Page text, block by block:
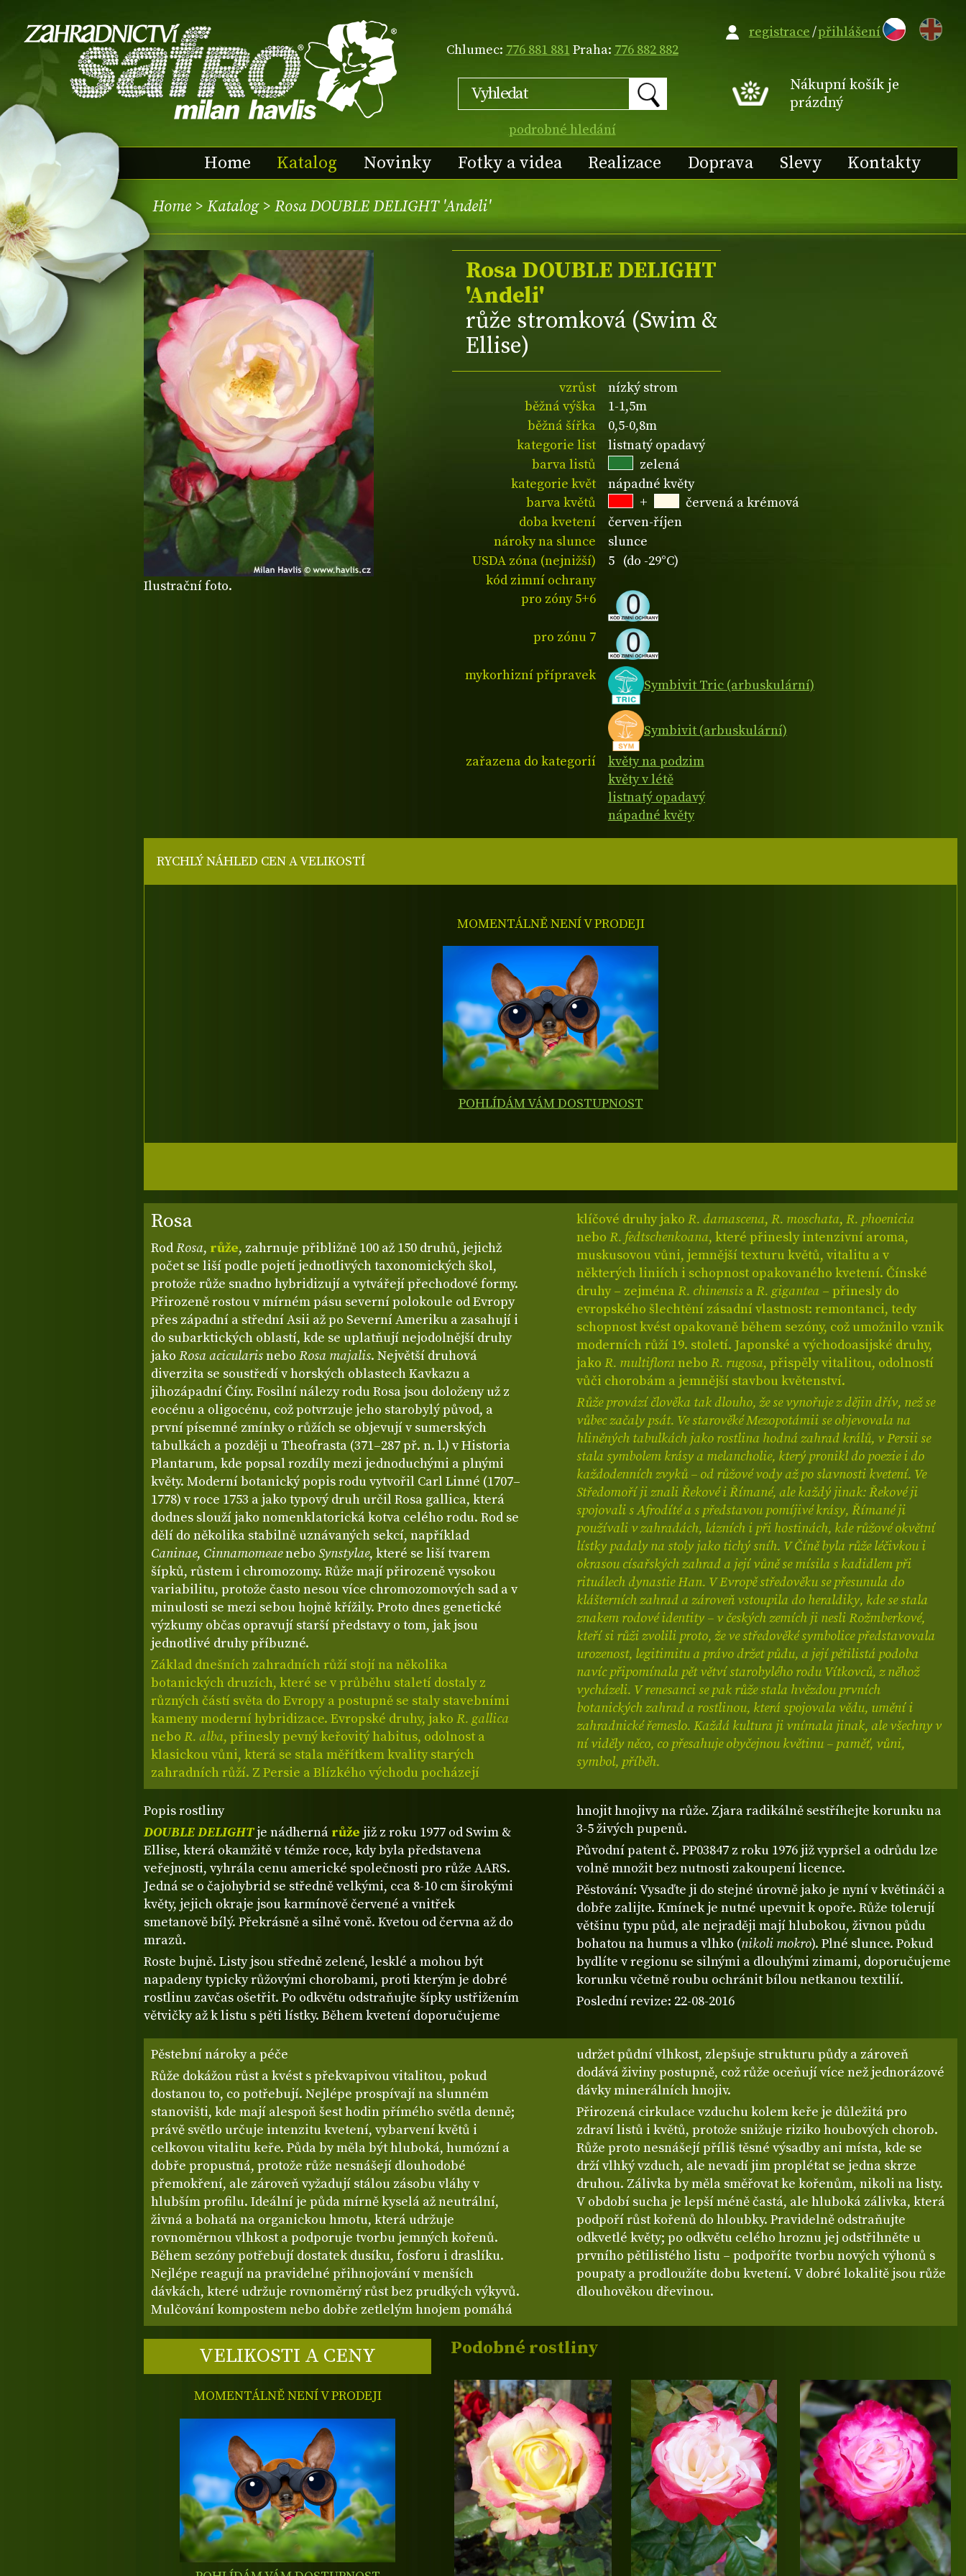
Chlumec: 776 881 881Praha: 776 882 882
podrobné hledání
EN
Nákupní košík je
prázdný
Home Katalog Novinky Fotky a videa Realizace Doprava Slevy Kontakty
registrace/přihlášení
Home > Katalog> Rosa DOUBLE DELIGHT 'Andeli'
Ilustrační foto.
Rosa DOUBLE DELIGHT
'Andeli'
růže stromková (Swim &
Ellise)
vzrůst
nízký strom
běžná výška
1-1,5m
běžná šířka
0,5-0,8m
kategorie list
listnatý opadavý
barva listů
zelená
kategorie květ
nápadné květy
barva květů
+
červená a krémová
doba kvetení
červen-říjen
nároky na slunce
slunce
USDA zóna (nejnižší)
5 (do -29°C)
kód zimní ochrany
pro zóny 5+6
pro zónu 7
mykorhizní přípravek
Symbivit Tric (arbuskulární)
Symbivit (arbuskulární)
zařazena do kategorií
květy na podzim
květy v létě
listnatý opadavý
nápadné květy
Rosa
RodRosa, růže, zahrnuje přibližně 100 až 150 druhů, jejichž
počet se liší podle pojetí jednotlivých taxonomických škol,
protože růže snadno hybridizují a vytvářejí přechodové formy.
Přirozeně rostou v mírném pásu severní polokoule od Evropy
přes západní a střední Asii až po Severní Ameriku a zasahují i
do subarktických oblastí, kde se uplatňují nejodolnější druhy
jako Rosa acicularisnebo Rosa majalis. Největší druhová
diverzita se soustředí v horských oblastech Kavkazu a
jihozápadní Číny. Fosilní nálezy rodu Rosa jsou doloženy už z
eocénu a oligocénu, což potvrzuje jeho starobylý původ, a
první písemné zmínky o růžích se objevují v sumerských
tabulkách a později u Theofrasta (371–287 př. n. l.) v Historia
Plantarum, kde popsal rozdíly mezi jednoduchými a plnými
květy. Moderní botanický popis rodu vytvořil Carl Linné (1707–
1778) v roce 1753 a jako typový druh určil Rosa gallica, která
dodnes slouží jako nomenklatorická kotva celého rodu. Rod se
dělí do několika stabilně uznávaných sekcí, například
Caninae, Cinnamomeaenebo Synstylae, které se liší tvarem
šípků, růstem i chromozomy. Růže mají přirozeně vysokou
variabilitu, protože často nesou více chromozomových sad a v
minulosti se mezi sebou hojně křížily. Proto dnes genetické
výzkumy občas opravují starší představy o tom, jak jsou
jednotlivé druhy příbuzné.
Základ dnešních zahradních růží stojí na několika
botanických druzích, které se v průběhu staletí dostaly z
různých částí světa do Evropy a postupně se staly stavebními
kameny moderní hybridizace. Evropské druhy, jako R. gallica
nebo R. alba, přinesly pevný keřovitý habitus, odolnost a
klasickou vůni, která se stala měřítkem kvality starých
zahradních růží. Z Persie a Blízkého východu pocházejí
klíčové druhy jakoR. damascena,R. moschata,R. phoenicia
neboR. fedtschenkoana, které přinesly intenzivní aroma,
muskusovou vůni, jemnější texturu květů, vitalitu a v
některých liniích i schopnost opakovaného kvetení. Čínské
druhy – zejménaR. chinensis aR. gigantea – přinesly do
evropského šlechtění zásadní vlastnost: remontanci, tedy
schopnost kvést opakovaně během sezóny, což umožnilo vznik
moderních růží 19. století. Japonské a východoasijské druhy,
jakoR. multifloraneboR. rugosa, přispěly vitalitou, odolností
vůči chorobám a jemnější stavbou květenství.
Růže provází člověka tak dlouho, že se vynořuje z dějin dřív, než se
vůbec začaly psát. Ve starověké Mezopotámii se objevovala na
hliněných tabulkách jako rostlina hodná zahrad králů, v Persii se
stala symbolem krásy a melancholie, který pronikl do poezie i do
každodenních zvyků – od růžové vody až po slavnosti kvetení. Ve
Středomoří ji znali Řekové i Římané, ale každý jinak: Řekové ji
spojovali s Afrodíté a s představou pomíjivé krásy, Římané ji
používali v zahradách, lázních i při hostinách, kde růžové okvětní
lístky padaly na stoly jako tichý sníh. V Číně byla růže léčivkou i
okrasou císařských zahrad a její vůně se mísila s kadidlem při
rituálech dynastie Han. V Evropě středověku se přesunula do
klášterních zahrad a zároveň vstoupila do heraldiky, kde se stala
znakem rodové identity – v českých zemích ji nesli Rožmberkové,
kteří si růži zvolili proto, že ve středověké symbolice představovala
urozenost, legitimitu a právo držet půdu, a její pětilistá podoba
navíc připomínala pět větví starobylého rodu Vítkovců, z něhož
vycházeli. V renesanci se pak růže stala hvězdou prvních
botanických zahrad a rostlinou, která spojovala vědu, umění i
zahradnické řemeslo. Každá kultura ji vnímala jinak, ale všechny v
ní viděly něco, co přesahuje obyčejnou květinu – paměť, vůni,
symbol, příběh.
Popis rostliny
DOUBLE DELIGHTje nádherná růže již z roku 1977 od Swim &
Ellise, která okamžitě v témže roce, kdy byla představena
veřejnosti, vyhrála cenu americké společnosti pro růže AARS.
Jedná se o čajohybrid se středně velkými, cca 8-10 cm širokými
květy, jejich okraje jsou karmínově červené a vnitřek
smetanově bílý. Překrásně a silně voně. Kvetou od června až do
mrazů.
Roste bujně. Listy jsou středně zelené, lesklé a mohou být
napadeny typicky růžovými chorobami, proti kterým je dobré
rostlinu zavčas ošetřit. Po odkvětu odstraňujte šípky ustřižením
větvičky až k listu s pěti lístky. Během kvetení doporučujeme
hnojit hnojivy na růže. Zjara radikálně sestříhejte korunku na
3-5 živých pupenů.
Původní patent č. PP03847 z roku 1976 již vypršel a odrůdu lze
volně množit bez nutnosti zakoupení licence.
Pěstování: Vysaďte ji do stejné úrovně jako je nyní v květináči a
dobře zalijte. Kmínek je nutné upevnit k opoře. Růže tolerují
většinu typu půd, ale nejraději mají hlubokou, živnou půdu
bohatou na humus a vlhko (nikoli mokro). Plné slunce. Pokud
bydlíte v regionu se silnými a dlouhými zimami, doporučujeme
korunku včetně roubu ochránit bílou netkanou textilií.
Poslední revize: 22-08-2016
Pěstební nároky a péče
Růže dokážou růst a kvést s překvapivou vitalitou, pokud
dostanou to, co potřebují. Nejlépe prospívají na slunném
stanovišti, kde mají alespoň šest hodin přímého světla denně;
právě světlo určuje intenzitu kvetení, vybarvení květů i
celkovou vitalitu keře. Půda by měla být hluboká, humózní a
dobře propustná, protože růže nesnášejí dlouhodobé
přemokření, ale zároveň vyžadují stálou zásobu vláhy v
hlubším profilu. Ideální je půda mírně kyselá až neutrální,
živná a bohatá na organickou hmotu, která udržuje
rovnoměrnou vlhkost a podporuje tvorbu jemných kořenů.
Během sezóny potřebují dostatek dusíku, fosforu i draslíku.
Nejlépe reagují na pravidelné přihnojování v menších
dávkách, které udržuje rovnoměrný růst bez prudkých výkyvů.
Mulčování kompostem nebo dobře zetlelým hnojem pomáhá
udržet půdní vlhkost, zlepšuje strukturu půdy a zároveň
dodává živiny postupně, což růže oceňují více než jednorázové
dávky minerálních hnojiv.
Přirozená cirkulace vzduchu kolem keře je důležitá pro
zdraví listů i květů, protože snižuje riziko houbových chorob.
Růže proto nesnášejí příliš těsné výsadby ani místa, kde se
drží vlhký vzduch, ale nevadí jim proplétat se jedna skrze
druhou. Zálivka by měla směřovat ke kořenům, nikoli na listy.
V období sucha je lepší méně častá, ale hluboká zálivka, která
podpoří růst kořenů do hloubky. Pravidelně odstraňujte
odkvetlé květy; po odkvětu celého hroznu jej odstřihněte u
prvního pětilistého listu – podpoříte tvorbu nových výhonů s
poupaty a prodloužíte dobu kvetení. V dobré lokalitě jsou růže
dlouhověkou dřevinou.
VELIKOSTI A CENY
MOMENTÁLNĚ NENÍ V PRODEJI
RYCHLÝ NÁHLED CEN A VELIKOSTÍ
MOMENTÁLNĚ NENÍ V PRODEJI
POHLÍDÁM VÁM DOSTUPNOST
Podobné rostliny